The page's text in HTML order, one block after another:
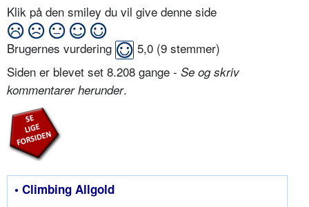
Klik på den smiley du vil give denne side
Brugernes vurdering 5,0 (9 stemmer)
Siden er blevet set 8.208 gange - Se og skriv
kommentarer herunder.
• Climbing Allgold